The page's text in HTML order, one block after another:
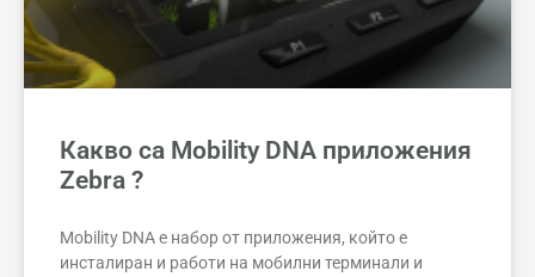
Какво са Mobility DNA приложения
Zebra ?
Mobility DNA е набор от приложения, който е
инсталиран и работи на мобилни терминали и